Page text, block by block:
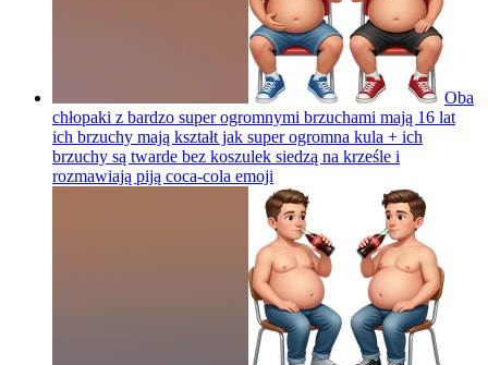
Oba
chłopaki z bardzo super ogromnymi brzuchami mają 16 lat
ich brzuchy mają kształt jak super ogromna kula + ich
brzuchy są twarde bez koszulek siedzą na krześle i
rozmawiają piją coca-cola emoji